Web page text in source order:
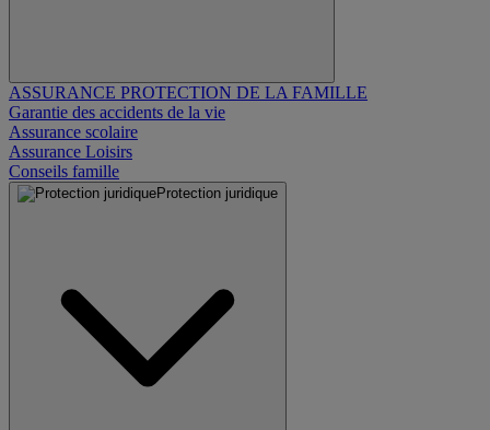
ASSURANCE PROTECTION DE LA FAMILLE
Garantie des accidents de la vie
Assurance scolaire
Assurance Loisirs
Conseils famille
Protection juridique